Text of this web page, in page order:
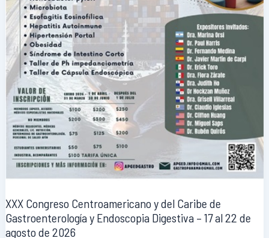
XXX Congreso Centroamericano y del Caribe de
Gastroenterología y Endoscopia Digestiva – 17 al 22 de
agosto de 2026